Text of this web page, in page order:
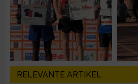
RELEVANTE ARTIKEL
Entwicklung und Verbesserung der
Verwendung reduzierter Daten zur
IAB-Besonderheiten: